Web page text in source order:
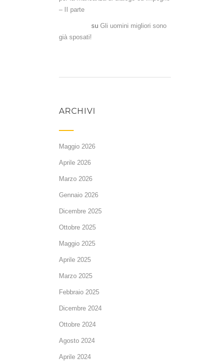
– II parte
su Gli uomini migliori sono
già sposati!
ARCHIVI
Maggio 2026
Aprile 2026
Marzo 2026
Gennaio 2026
Dicembre 2025
Ottobre 2025
Maggio 2025
Aprile 2025
Marzo 2025
Febbraio 2025
Dicembre 2024
Ottobre 2024
Agosto 2024
Aprile 2024